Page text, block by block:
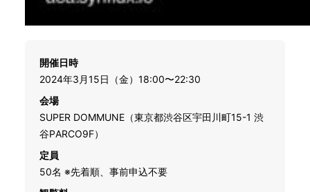
開催日時
2024年3月15日（金）18:00〜22:30
会場
SUPER DOMMUNE（東京都渋谷区宇田川町15-1 渋
谷PARCO9F）
定員
50名 ※先着順、事前申込不要